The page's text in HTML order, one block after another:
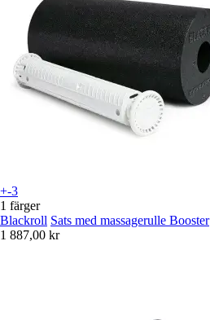
+-3
1 färger
Blackroll Sats med massagerulle Booster
1 887,00 kr